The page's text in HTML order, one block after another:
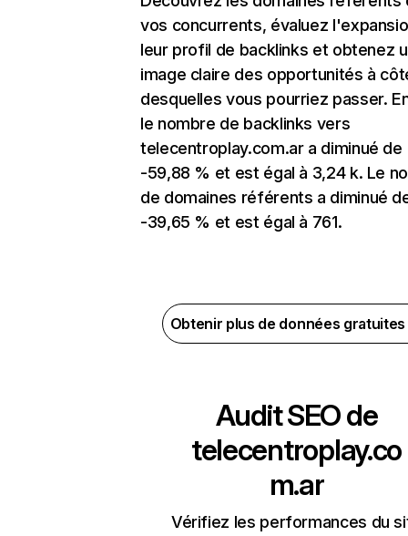
vos concurrents, évaluez
leur profil de backlinks et obtenez
image claire des opportunités à
desquelles vous pourriez passer.
le nombre de backlinks vers
telecentroplay.com.ar a diminué de
-59,88 % et est égal à 3,24 k. Le
de domaines référents a diminué
-39,65 % et est égal à 761.
Obtenir plus de données
Audit SEO de
telecentroplay.co
m.ar
Vérifiez les performances du